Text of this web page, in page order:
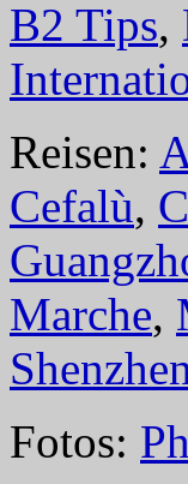
B2 Tips,
Reisen:
Cefalù,
Marche,
Fotos: